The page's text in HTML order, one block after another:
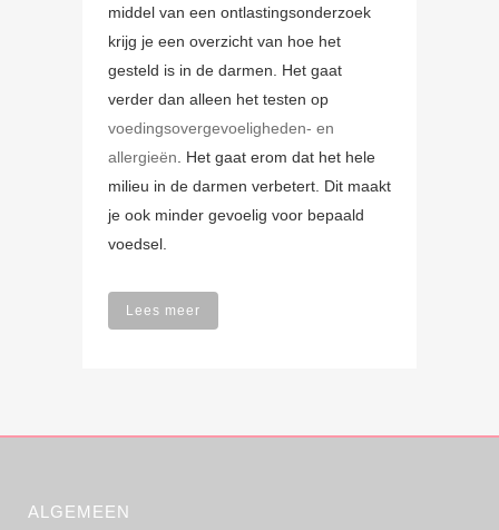
middel van een ontlastingsonderzoek
krijg je een overzicht van hoe het
gesteld is in de darmen. Het gaat
verder dan alleen het testen op
voedingsovergevoeligheden- en
allergieën . Het gaat erom dat het hele
milieu in de darmen verbetert. Dit maakt
je ook minder gevoelig voor bepaald
voedsel.
Lees meer
ALGEMEEN